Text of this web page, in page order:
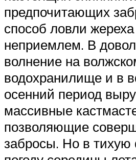
предпочитающих
способ ловли
неприемлем. В
волнение на
водохранилище и в
осенний период
массивные
позволяющие
забросы. Но в тихую